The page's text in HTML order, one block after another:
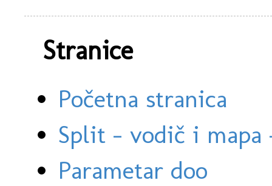
Stranice
Početna stranica
Split - vodič i
Parametar doo